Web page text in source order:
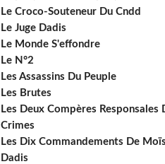
Le Croco-Souteneur Du Cndd
Le Juge Dadis
Le Monde S'effondre
Le N°2
Les Assassins Du Peuple
Les Brutes
Les Deux Compères Responsales
Crimes
Les Dix Commandements De
Dadis